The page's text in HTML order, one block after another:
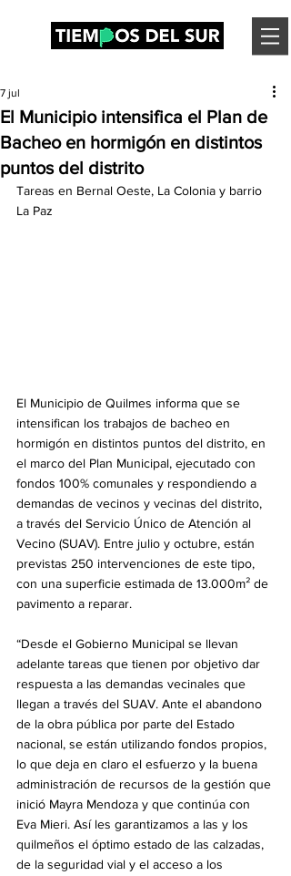
El Municipio intensifica el Plan de
Bacheo en hormigón en distintos
puntos del distrito
7 jul
Tareas en Bernal Oeste, La Colonia y barrio
La Paz
El Municipio de Quilmes informa que se
intensifican los trabajos de bacheo en
hormigón en distintos puntos del distrito, en
el marco del Plan Municipal, ejecutado con
fondos 100% comunales y respondiendo a
demandas de vecinos y vecinas del distrito,
a través del Servicio Único de Atención al
Vecino (SUAV). Entre julio y octubre, están
previstas 250 intervenciones de este tipo,
con una superficie estimada de 13.000m² de
pavimento a reparar.
“Desde el Gobierno Municipal se llevan
adelante tareas que tienen por objetivo dar
respuesta a las demandas vecinales que
llegan a través del SUAV. Ante el abandono
de la obra pública por parte del Estado
nacional, se están utilizando fondos propios,
lo que deja en claro el esfuerzo y la buena
administración de recursos de la gestión que
inició Mayra Mendoza y que continúa con
Eva Mieri. Así les garantizamos a las y los
quilmeños el óptimo estado de las calzadas,
de la seguridad vial y el acceso a los